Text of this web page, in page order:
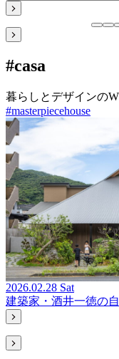
#casa
暮らしとデザインの
#masterpiecehouse
2026.02.28 Sat
建築家・酒井一徳の